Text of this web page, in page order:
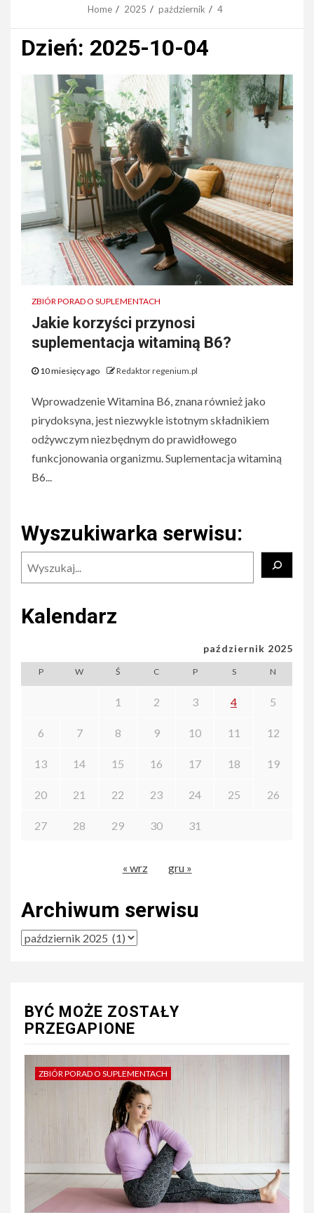
Home 2025 październik 4
Dzień: 2025-10-04
ZBIÓR PORAD O SUPLEMENTACH
Jakie korzyści przynosi
suplementacja witaminą B6?
10 miesięcy ago Redaktor regenium.pl
Wprowadzenie Witamina B6, znana również jako
pirydoksyna, jest niezwykle istotnym składnikiem
odżywczym niezbędnym do prawidłowego
funkcjonowania organizmu. Suplementacja witaminą
B6...
Wyszukiwarka serwisu:
Kalendarz
październik 2025
P W Ś C P S N
1 2 3 4 5
6 7 8 9 10 11 12
13 14 15 16 17 18 19
20 21 22 23 24 25 26
27 28 29 30 31
« wrz gru »
Archiwum serwisu
BYĆ MOŻE ZOSTAŁY
PRZEGAPIONE
ZBIÓR PORAD O SUPLEMENTACH